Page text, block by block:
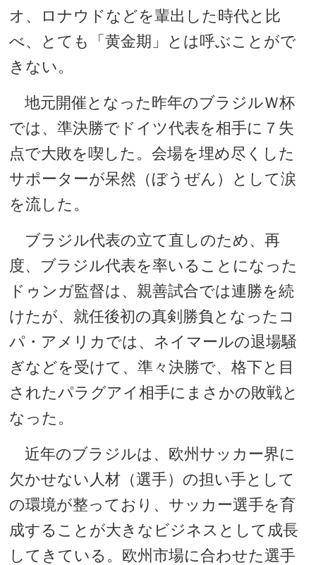
オ、ロナウドなどを輩出した時代と比
べ、とても「黄金期」とは呼ぶことがで
きない。
地元開催となった昨年のブラジルＷ杯
では、準決勝でドイツ代表を相手に７失
点で大敗を喫した。会場を埋め尽くした
サポーターが呆然（ぼうぜん）として涙
を流した。
ブラジル代表の立て直しのため、再
度、ブラジル代表を率いることになった
ドゥンガ監督は、親善試合では連勝を続
けたが、就任後初の真剣勝負となったコ
パ・アメリカでは、ネイマールの退場騒
ぎなどを受けて、準々決勝で、格下と目
されたパラグアイ相手にまさかの敗戦と
なった。
近年のブラジルは、欧州サッカー界に
欠かせない人材（選手）の担い手として
の環境が整っており、サッカー選手を育
成することが大きなビジネスとして成長
してきている。欧州市場に合わせた選手